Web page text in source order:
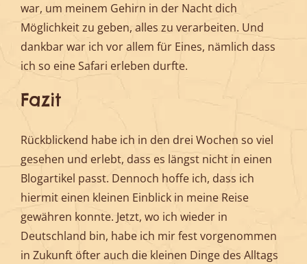
war, um meinem Gehirn in der Nacht dich
Möglichkeit zu geben, alles zu verarbeiten. Und
dankbar war ich vor allem für Eines, nämlich dass
ich so eine Safari erleben durfte.
Fazit
Rückblickend habe ich in den drei Wochen so viel
gesehen und erlebt, dass es längst nicht in einen
Blogartikel passt. Dennoch hoffe ich, dass ich
hiermit einen kleinen Einblick in meine Reise
gewähren konnte. Jetzt, wo ich wieder in
Deutschland bin, habe ich mir fest vorgenommen
in Zukunft öfter auch die kleinen Dinge des Alltags